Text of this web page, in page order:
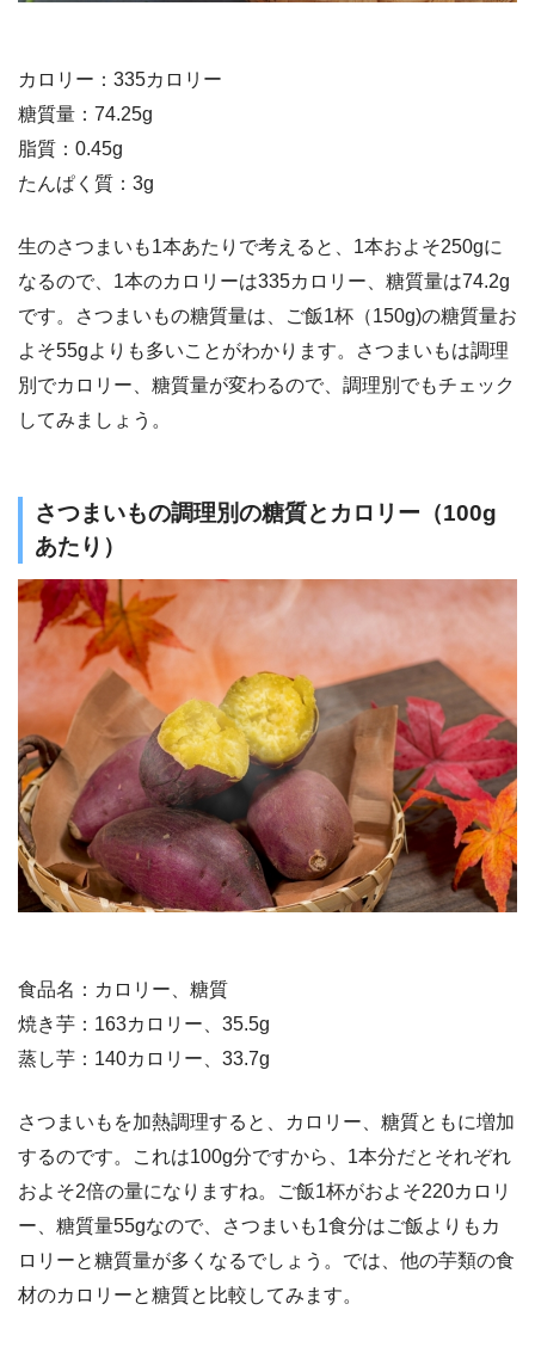
カロリー：335カロリー
糖質量：74.25g
脂質：0.45g
たんぱく質：3g
生のさつまいも1本あたりで考えると、1本およそ250gに
なるので、1本のカロリーは335カロリー、糖質量は74.2g
です。さつまいもの糖質量は、ご飯1杯（150g)の糖質量お
よそ55gよりも多いことがわかります。さつまいもは調理
別でカロリー、糖質量が変わるので、調理別でもチェック
してみましょう。
さつまいもの調理別の糖質とカロリー（100g
あたり）
食品名：カロリー、糖質
焼き芋：163カロリー、35.5g
蒸し芋：140カロリー、33.7g
さつまいもを加熱調理すると、カロリー、糖質ともに増加
するのです。これは100g分ですから、1本分だとそれぞれ
およそ2倍の量になりますね。ご飯1杯がおよそ220カロリ
ー、糖質量55gなので、さつまいも1食分はご飯よりもカ
ロリーと糖質量が多くなるでしょう。では、他の芋類の食
材のカロリーと糖質と比較してみます。